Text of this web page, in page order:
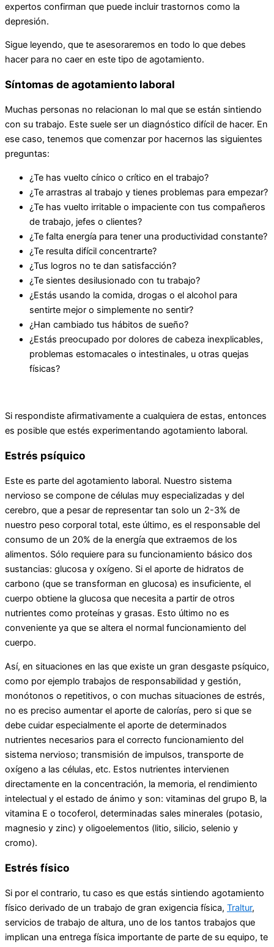
expertos confirman que puede incluir trastornos como la
depresión.
Sigue leyendo, que te asesoraremos en todo lo que debes
hacer para no caer en este tipo de agotamiento.
Síntomas de agotamiento laboral
Muchas personas no relacionan lo mal que se están sintiendo
con su trabajo. Este suele ser un diagnóstico difícil de hacer. En
ese caso, tenemos que comenzar por hacernos las siguientes
preguntas:
¿Te has vuelto cínico o crítico en el trabajo?
¿Te arrastras al trabajo y tienes problemas para empezar?
¿Te has vuelto irritable o impaciente con tus compañeros
de trabajo, jefes o clientes?
¿Te falta energía para tener una productividad constante?
¿Te resulta difícil concentrarte?
¿Tus logros no te dan satisfacción?
¿Te sientes desilusionado con tu trabajo?
¿Estás usando la comida, drogas o el alcohol para
sentirte mejor o simplemente no sentir?
¿Han cambiado tus hábitos de sueño?
¿Estás preocupado por dolores de cabeza inexplicables,
problemas estomacales o intestinales, u otras quejas
físicas?
Si respondiste afirmativamente a cualquiera de estas, entonces
es posible que estés experimentando agotamiento laboral.
Estrés psíquico
Este es parte del agotamiento laboral. Nuestro sistema
nervioso se compone de células muy especializadas y del
cerebro, que a pesar de representar tan solo un 2-3% de
nuestro peso corporal total, este último, es el responsable del
consumo de un 20% de la energía que extraemos de los
alimentos. Sólo requiere para su funcionamiento básico dos
sustancias: glucosa y oxígeno. Si el aporte de hidratos de
carbono (que se transforman en glucosa) es insuficiente, el
cuerpo obtiene la glucosa que necesita a partir de otros
nutrientes como proteínas y grasas. Esto último no es
conveniente ya que se altera el normal funcionamiento del
cuerpo.
Así, en situaciones en las que existe un gran desgaste psíquico,
como por ejemplo trabajos de responsabilidad y gestión,
monótonos o repetitivos, o con muchas situaciones de estrés,
no es preciso aumentar el aporte de calorías, pero si que se
debe cuidar especialmente el aporte de determinados
nutrientes necesarios para el correcto funcionamiento del
sistema nervioso; transmisión de impulsos, transporte de
oxígeno a las células, etc. Estos nutrientes intervienen
directamente en la concentración, la memoria, el rendimiento
intelectual y el estado de ánimo y son: vitaminas del grupo B, la
vitamina E o tocoferol, determinadas sales minerales (potasio,
magnesio y zinc) y oligoelementos (litio, silicio, selenio y
cromo).
Estrés físico
Si por el contrario, tu caso es que estás sintiendo agotamiento
físico derivado de un trabajo de gran exigencia física, Traltur,
servicios de trabajo de altura, uno de los tantos trabajos que
implican una entrega física importante de parte de su equipo, te